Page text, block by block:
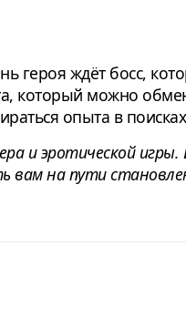
героя ждёт босс,
который можно
опыта в
и эротической игры.
вам на пути